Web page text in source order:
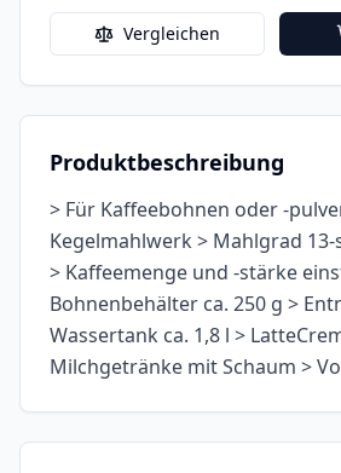
Vergleichen
Produktbeschreibung
> Für Kaffeebohnen oder -
Kegelmahlwerk > Mahlgrad
> Kaffeemenge und -stärke
Bohnenbehälter ca. 250 g >
Wassertank ca. 1,8 l >
Milchgetränke mit Schaum >